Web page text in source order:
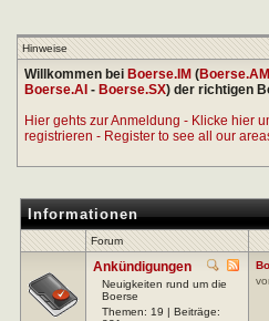
Hinweise
Willkommen bei Boerse.IM (Boerse.AM
Boerse.AI - Boerse.SX) der richtigen
Hier gehts zur Anmeldung - Klicke hier
registrieren - Register to see all our
Informationen
Forum
Ankündigungen
Neuigkeiten rund um die
Boerse
Themen: 19 | Beiträge: